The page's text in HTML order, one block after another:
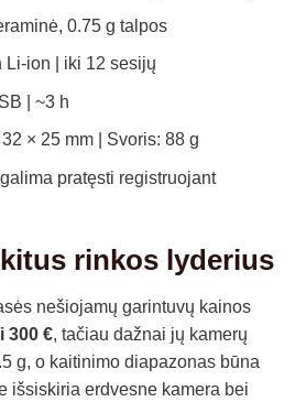
0.75 g talpos
Li-ion | iki 12 sesijų
| ~3 h
× 25 mm | Svoris: 88 g
pratęsti registruojant
rinkos lyderius
nešiojamų garintuvų kainos
300 €, tačiau dažnai jų kamerų
g, o kaitinimo diapazonas būna
išsiskiria erdvesne kamera bei